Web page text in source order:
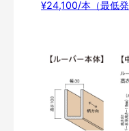
¥24,100/本（最低発